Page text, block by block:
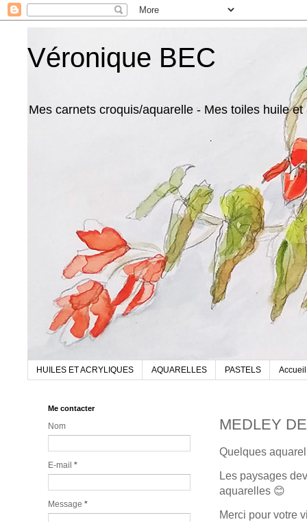
Véronique BEC
Mes carnets croquis/aquarelle - Mes toiles huile et
HUILES ET ACRYLIQUES AQUARELLES PASTELS Accueil
MEDLEY
Quelques
Les paysages
aquarelles 😊
Merci pour votre
Me contacter
Nom
E-mail *
Message *